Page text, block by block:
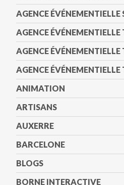
AGENCE ÉVÉNEMENTIELLE
AGENCE
AGENCE
AGENCE ÉVÉNEMENTIELLE
ANIMATION
ARTISANS
AUXERRE
BARCELONE
BLOGS
BORNE INTERACTIVE